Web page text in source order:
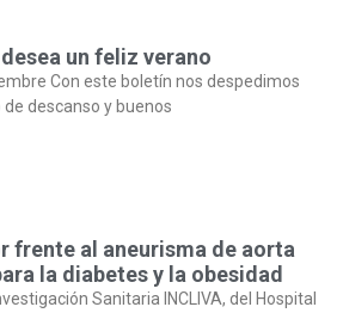
un feliz verano
Con este boletín nos despedimos
descanso y buenos
frente al aneurisma de aorta
la diabetes y la obesidad
Sanitaria INCLIVA, del Hospital